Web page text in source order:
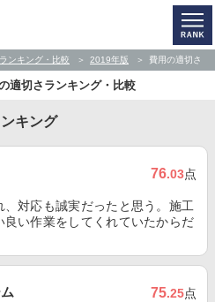
ンキング・比較 2019年版 費用の適切さ
適切さランキング・比較
キング
76.03点
対応も誠実だったと思う。施工
い作業をしてくれていたからだ
75.25点